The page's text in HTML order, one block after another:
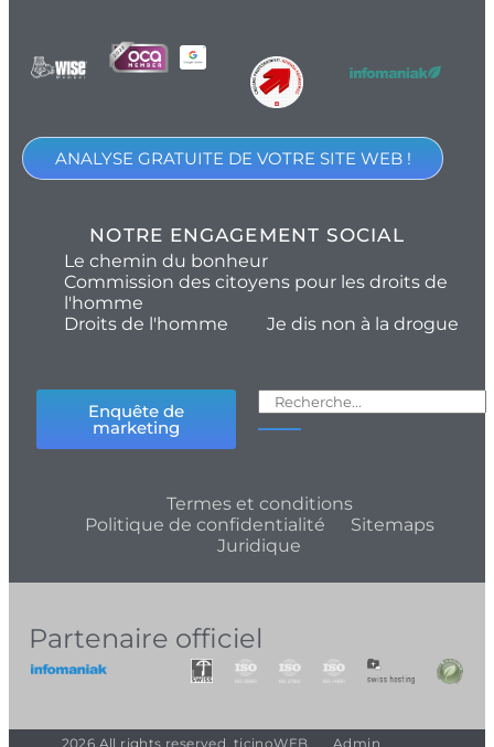
ANALYSE GRATUITE DE VOTRE SITE WEB !
NOTRE ENGAGEMENT SOCIAL
Le chemin du bonheur
Commission des citoyens pour les droits de
l'homme
Droits de l'homme
Je dis non à la drogue
Enquête de
marketing
Termes et conditions
Politique de confidentialité
Sitemaps
Juridique
Partenaire officiel
2026 All rights reserved. ticinoWEB Admin